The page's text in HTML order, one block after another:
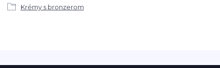
Krémy s bronzerom